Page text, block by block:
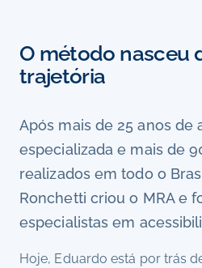
O método nasceu
trajetória
Após mais de 25 anos de
especializada e mais de
realizados em todo o
Ronchetti criou o MRA e
especialistas em
Hoje, Eduardo está por trás